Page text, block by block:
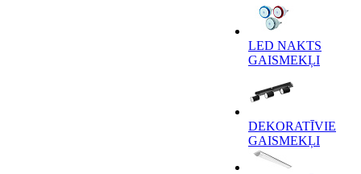
LED NAKTS
GAISMEKĻI
DEKORATĪVIE
GAISMEKĻI